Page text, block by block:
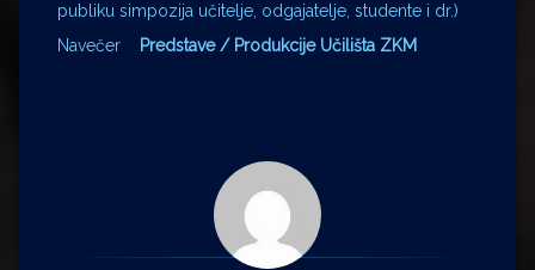
publiku simpozija učitelje, odgajatelje, studente i dr.)
Navečer
Predstave / Produkcije Učilišta ZKM